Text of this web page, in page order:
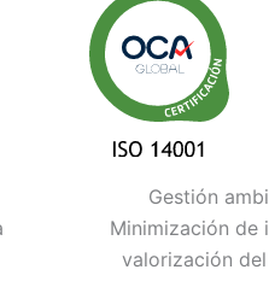
Gestión
Minimización de
valorización